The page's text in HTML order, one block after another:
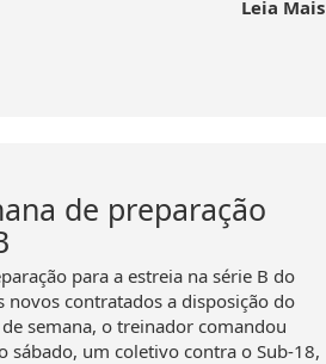
Leia Mais
de preparação
para a estreia na série B do
contratados a disposição do
semana, o treinador comandou
sábado, um coletivo contra o Sub-18,